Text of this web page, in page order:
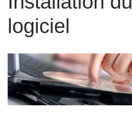
logiciel